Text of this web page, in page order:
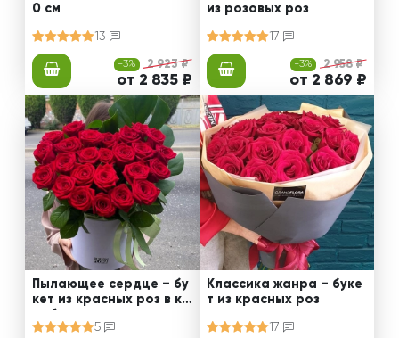
0 см
13
-3% 2 923 ₽
от 2 835 ₽
из розовых роз
17
-3% 2 958 ₽
от 2 869 ₽
Пылающее сердце – бу
кет из красных роз в ко
робке
5
Классика жанра – буке
т из красных роз
17